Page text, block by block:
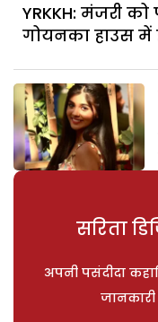
YRKKH: मंजरी
गोयनका हाउस में
सरिता
अपनी पसंदीदा